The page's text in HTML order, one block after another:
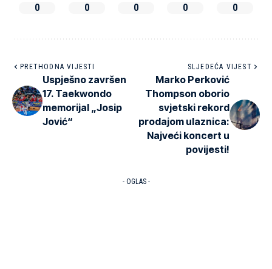
0
0
0
0
0
PRETHODNA VIJESTI
Uspješno završen
17. Taekwondo
memorijal „Josip
Jović“
SLJEDEĆA VIJEST
Marko Perković
Thompson oborio
svjetski rekord
prodajom ulaznica:
Najveći koncert u
povijesti!
- OGLAS -